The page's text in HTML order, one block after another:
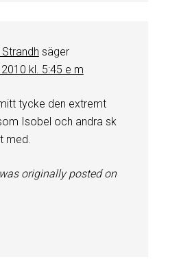
säger
2010 kl. 5:45 e m
tycke den extremt
Isobel och andra sk
med.
originally posted on